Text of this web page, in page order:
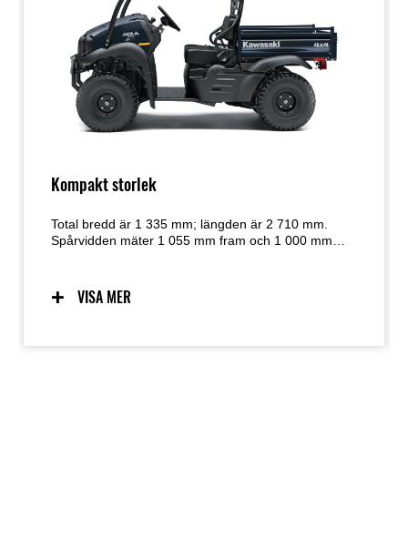
Kompakt storlek
Total bredd är 1 335 mm; längden är 2 710 mm.
Spårvidden mäter 1 055 mm fram och 1 000 mm
VISA MER